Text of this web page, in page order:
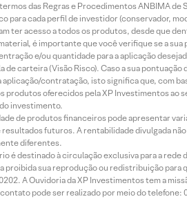
das Regras e Procedimentos ANBIMA
para cada perfil de investidor (conservador,
ter acesso a todos os produtos, desde que
é importante que você verifique se a
e/ou quantidade para a aplicação
de carteira (Visão Risco). Caso a sua
aplicação/contratação, isto significa que, com
produtos oferecidos pela XP Investimentos ao
investimento.
de produtos financeiros pode apresentar
futuros. A rentabilidade divulgada
diferentes.
é destinado à circulação exclusiva para a
proibida sua reprodução ou redistribuição
A Ouvidoria da XP Investimentos tem a
pode ser realizado por meio do telefone: